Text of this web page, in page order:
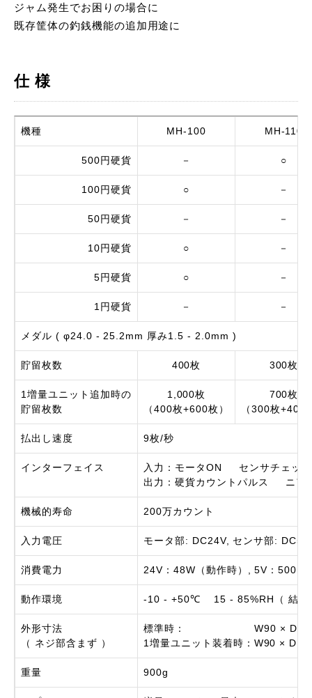
ジャム発生でお困りの場合に
既存筐体の釣銭機能の追加用途に
仕 様
機種 MH-100 MH-110
500円硬貨 － ○
100円硬貨 ○ －
50円硬貨 － －
10円硬貨 ○ －
5円硬貨 ○ －
1円硬貨 － －
メダル ( φ24.0 - 25.2mm 厚み1.5 - 2.0mm )
貯留枚数 400枚 300枚
1増量ユニット追加時の
貯留枚数
1,000枚
（400枚+600枚）
700枚
（300枚+400
払出し速度 9枚/秒
インターフェイス
入力：モータON センサチェック
出力：硬貨カウントパルス ニア
機械的寿命 200万カウント
入力電圧 モータ部: DC24V, センサ部: DC5V
消費電力 24V：48W（動作時）, 5V：
動作環境 -10 - +50℃ 15 - 85%RH（ 結露
外形寸法
（ ネジ部含まず ）
標準時： W90 × D145 ×
1増量ユニット装着時：W90 ×
重量 900g